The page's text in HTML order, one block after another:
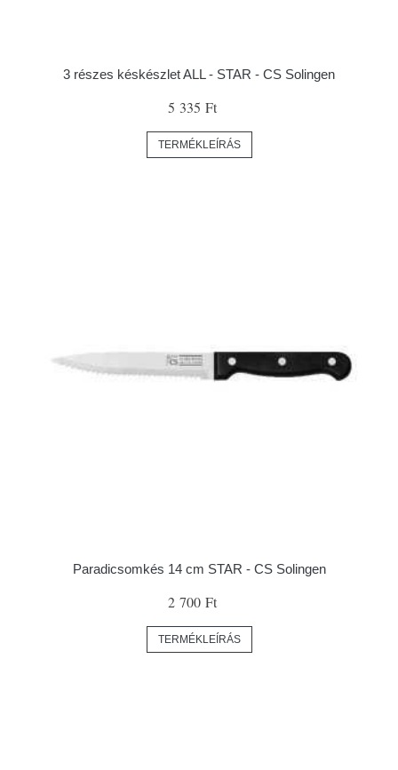
3 részes késkészlet ALL - STAR - CS Solingen
5 335 Ft
TERMÉKLEÍRÁS
Paradicsomkés 14 cm STAR - CS Solingen
2 700 Ft
TERMÉKLEÍRÁS